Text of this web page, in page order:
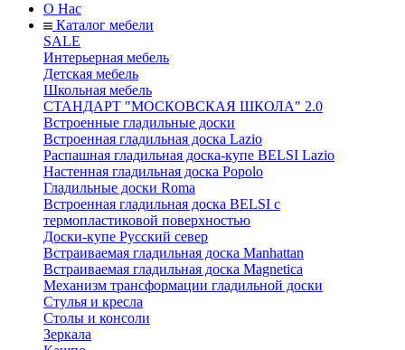
О Нас
Каталог мебели
SALE
Интерьерная мебель
Детская мебель
Школьная мебель
СТАНДАРТ "МОСКОВСКАЯ ШКОЛА" 2.0
Встроенные гладильные доски
Встроенная гладильная доска Lazio
Распашная гладильная доска-купе BELSI Lazio
Настенная гладильная доска Popolo
Гладильные доски Roma
Встроенная гладильная доска BELSI с
термопластиковой поверхностью
Доски-купе Русский север
Встраиваемая гладильная доска Manhattan
Встраиваемая гладильная доска Magnetica
Механизм трансформации гладильной доски
Стyлья и кресла
Столы и консоли
Зеркала